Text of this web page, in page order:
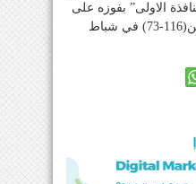
الاولى” بفوزه على
العراق(87-68) وعلى البحرين(116-73) في شباط